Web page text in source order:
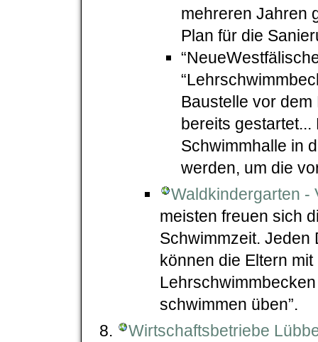
mehreren Jahren
Plan für die
Baustelle vor
bereits
Schwimmhalle in
werden, um die
Waldkindergarten -
meisten freuen sich
Schwimmzeit. Jeden
können die Eltern
schwimmen üben”.
Wirtschaftsbetriebe